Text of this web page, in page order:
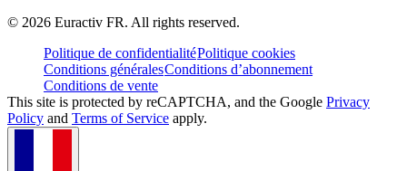
© 2026 Euractiv FR. All rights reserved.
Politique de confidentialitéPolitique cookies
Conditions généralesConditions d’abonnement
Conditions de vente
This site is protected by reCAPTCHA, and the Google Privacy
Policy and Terms of Service apply.